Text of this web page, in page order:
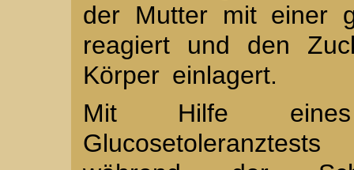
der Mutter mit einer
reagiert und den
Körper einlagert.
Mit Hilfe eines